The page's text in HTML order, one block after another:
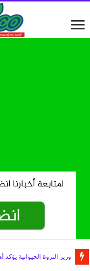
وزير الثروة الحيوانية